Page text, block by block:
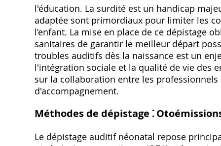
l'éducation. La surdité est un handicap
adaptée sont primordiaux pour limiter les
l’enfant. La mise en place de ce dépistage
sanitaires de garantir le meilleur départ
troubles auditifs dès la naissance est un
l'intégration sociale et la qualité de vie des
sur la collaboration entre les
d'accompagnement.
Méthodes de dépistage ⁚
Le dépistage auditif néonatal repose